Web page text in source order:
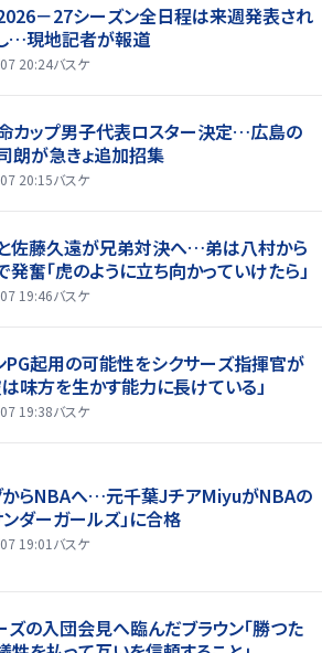
－27シーズン全日程は来週発表され
…現地記者が報道
20:24バスケ
カップ男子代表ロスター決定…広島の
朗が急きょ追加招集
20:15バスケ
佐藤久遠が兄弟対決へ…弟は八村から
発奮「虎のように立ち向かっていけたら」
19:46バスケ
PG起用の可能性をシクサーズ指揮官が
は味方を生かす能力に長けている」
19:38バスケ
からNBAへ…元千葉JチアMiyuがNBAの
ンダーガールズ」に合格
19:01 バスケ
ズの入団会見へ臨んだブラウン「勝つた